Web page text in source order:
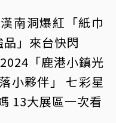
南洞爆紅「紙巾
」來台快閃
「鹿港小鎮光
小夥伴」 七彩星
13大展區一次看